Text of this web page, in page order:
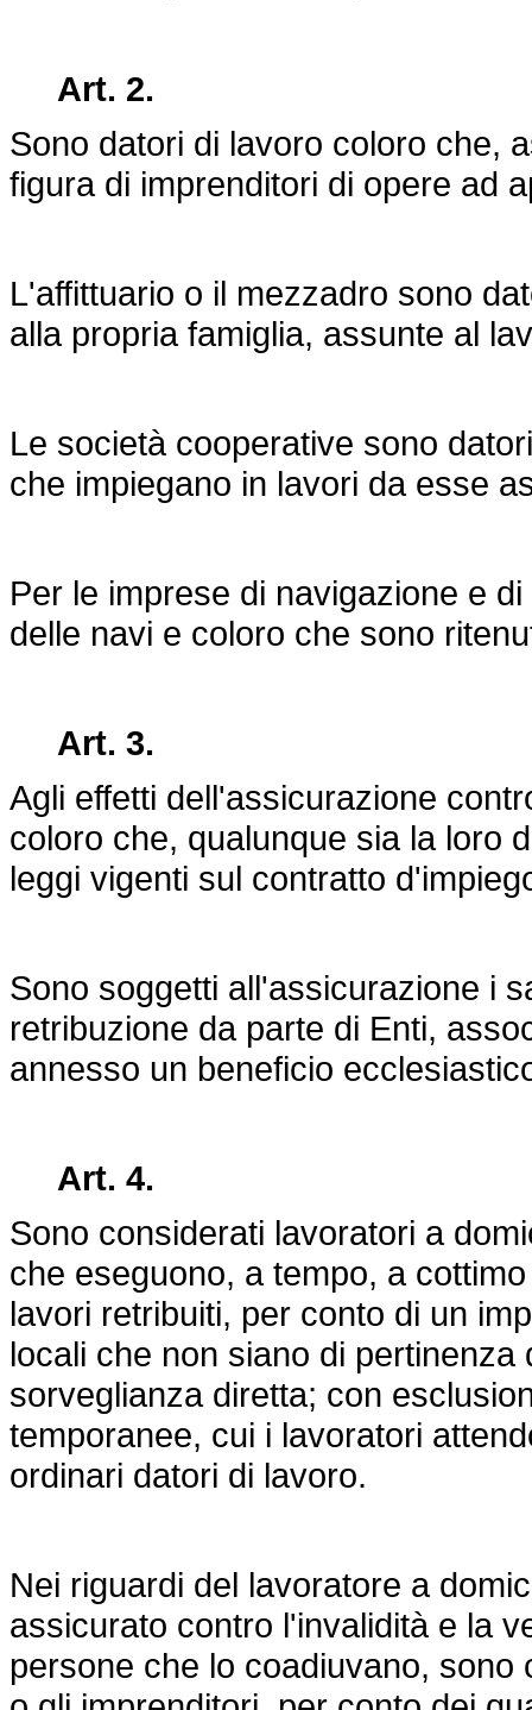
Art. 2.
Sono datori di lavoro coloro che,
figura di imprenditori di opere ad
L'affittuario o il mezzadro sono
alla propria famiglia, assunte al
Le società cooperative sono
che impiegano in lavori da esse
Per le imprese di navigazione e
delle navi e coloro che sono
Art. 3.
Agli effetti dell'assicurazione
coloro che, qualunque sia la loro
leggi vigenti sul contratto
Sono soggetti all'assicurazione i
retribuzione da parte di Enti,
annesso un beneficio
Art. 4.
Sono considerati lavoratori a
che eseguono, a tempo, a
lavori retribuiti, per conto di un
locali che non siano di
sorveglianza diretta; con
temporanee, cui i lavoratori
ordinari datori di lavoro.
Nei riguardi del lavoratore a
assicurato contro l'invalidità e la
persone che lo coadiuvano,